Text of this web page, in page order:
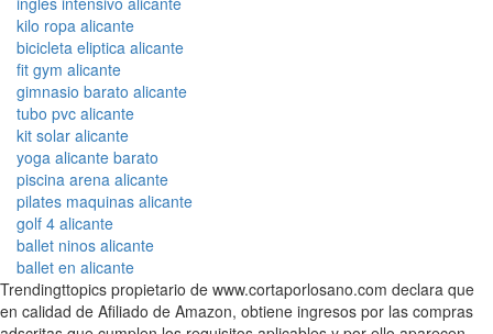
kilo ropa alicante
bicicleta eliptica alicante
fit gym alicante
gimnasio barato alicante
tubo pvc alicante
kit solar alicante
yoga alicante barato
piscina arena alicante
pilates maquinas alicante
golf 4 alicante
ballet ninos alicante
ballet en alicante
Trendingttopics propietario de www.cortaporlosano.com declara que
en calidad de Afiliado de Amazon, obtiene ingresos por las compras